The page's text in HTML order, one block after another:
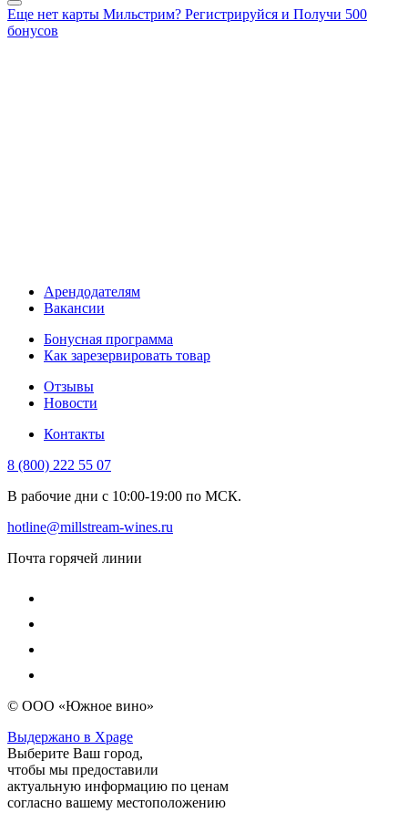
Еще нет карты Мильстрим? Регистрируйся и Получи 500
бонусов
Арендодателям
Вакансии
Бонусная программа
Как зарезервировать товар
Отзывы
Новости
Контакты
8 (800) 222 55 07
В рабочие дни с 10:00-19:00 по МСК.
hotline@millstream-wines.ru
Почта горячей линии
© ООО «Южное вино»
Выдержано в Xpage
Выберите Ваш город,
чтобы мы предоставили
актуальную информацию по ценам
согласно вашему местоположению